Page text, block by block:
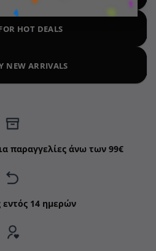
HOT DEALS
NEW ARRIVALS
παραγγελίες άνω των 99€
εντός 14 ημερών